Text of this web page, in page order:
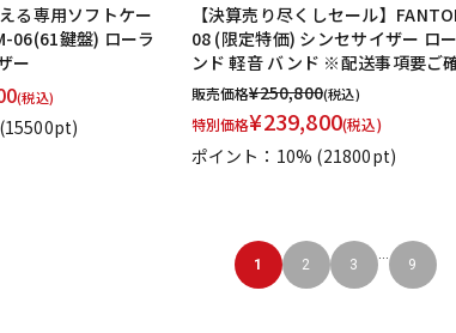
る専用ソフトケー
06(61鍵盤) ローラ
ー
(税込)
(15500pt)
【決算売り尽くしセール】
08 (限定特価) シンセサイザー ロ
ンド 軽音 バンド ※配送事項要ご
販売価格¥250,800(税込)
特別価格¥239,800(税込)
ポイント：10% (21800pt)
1 2 3 9